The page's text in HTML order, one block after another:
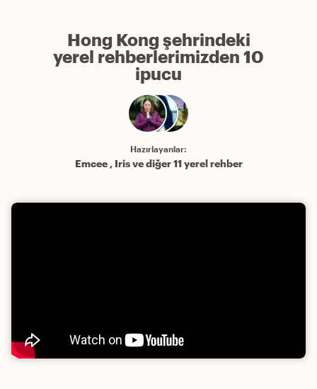
Hong Kong şehrindeki
yerel rehberlerimizden 10
ipucu
Hazırlayanlar:
Emcee , Iris ve diğer 11 yerel rehber